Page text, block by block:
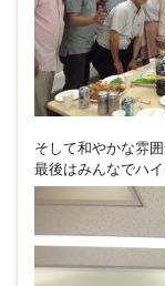
そして和やかな雰
最後はみんなでハ